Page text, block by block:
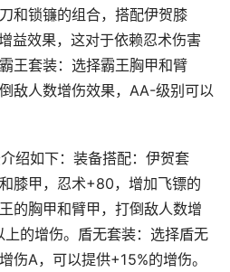
和锁镰的组合，搭配伊贺膝
益效果，这对于依赖忍术伤害
王套装：选择霸王胸甲和臂
敌人数增伤效果，AA-级别可以
绍如下：装备搭配：伊贺套
膝甲，忍术+80，增加飞镖的
的胸甲和臂甲，打倒敌人数增
的增伤。盾无套装：选择盾无
伤A，可以提供+15%的增伤。